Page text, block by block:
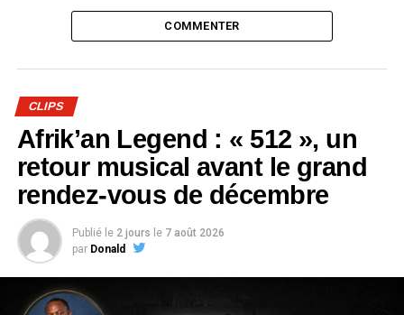
COMMENTER
CLIPS
Afrik’an Legend : « 512 », un
retour musical avant le grand
rendez-vous de décembre
Publié le 2 jours le 7 août 2026
par Donald